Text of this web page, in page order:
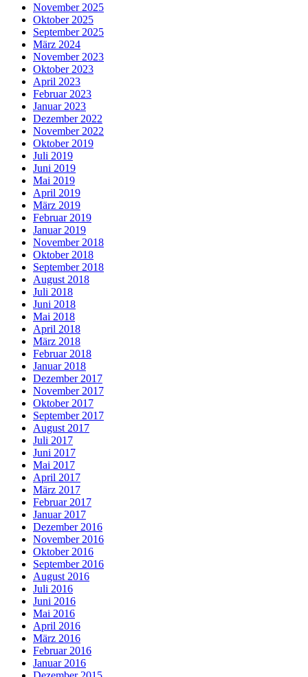
November 2025
Oktober 2025
September 2025
März 2024
November 2023
Oktober 2023
April 2023
Februar 2023
Januar 2023
Dezember 2022
November 2022
Oktober 2019
Juli 2019
Juni 2019
Mai 2019
April 2019
März 2019
Februar 2019
Januar 2019
November 2018
Oktober 2018
September 2018
August 2018
Juli 2018
Juni 2018
Mai 2018
April 2018
März 2018
Februar 2018
Januar 2018
Dezember 2017
November 2017
Oktober 2017
September 2017
August 2017
Juli 2017
Juni 2017
Mai 2017
April 2017
März 2017
Februar 2017
Januar 2017
Dezember 2016
November 2016
Oktober 2016
September 2016
August 2016
Juli 2016
Juni 2016
Mai 2016
April 2016
März 2016
Februar 2016
Januar 2016